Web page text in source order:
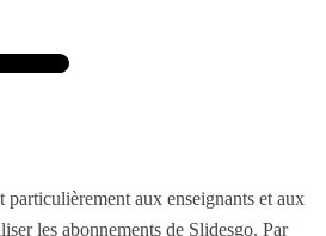
particulièrement aux enseignants et aux
les abonnements de Slidesgo. Par